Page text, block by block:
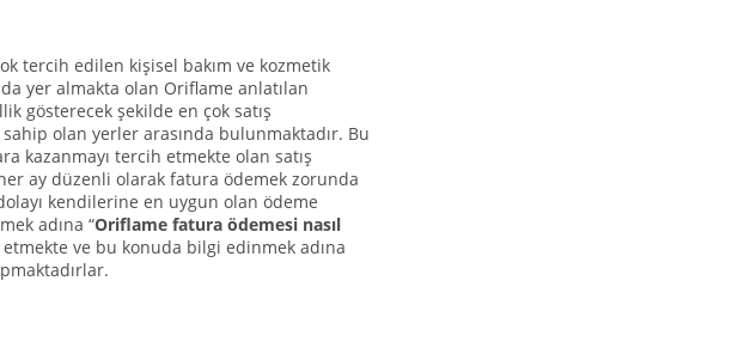
tercih edilen kişisel bakım ve kozmetik
yer almakta olan Oriflame anlatılan
gösterecek şekilde en çok satış
olan yerler arasında bulunmaktadır. Bu
kazanmayı tercih etmekte olan satış
ay düzenli olarak fatura ödemek zorunda
kendilerine en uygun olan ödeme
adına “Oriflame fatura ödemesi nasıl
etmekte ve bu konuda bilgi edinmek adına